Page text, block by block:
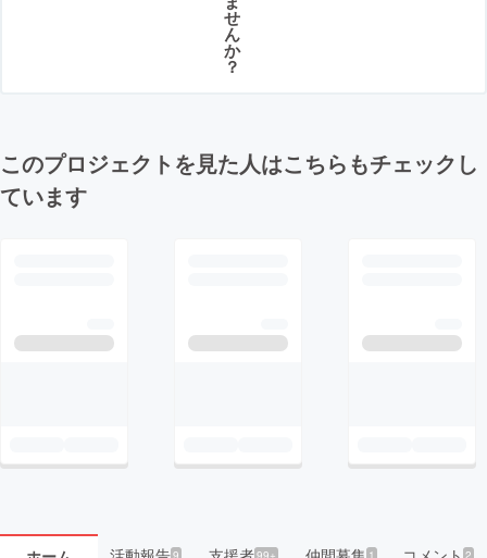
せ
ん
か
？
このプロジェクトを見た人はこちらもチェックし
ています